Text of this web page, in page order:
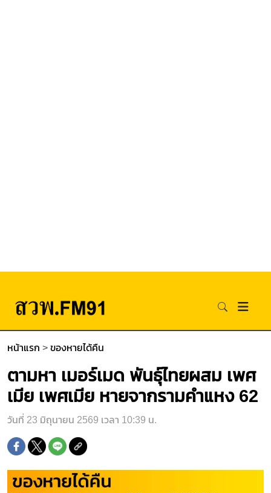
หน้าแรก > ของหายได้คืน
ตามหา เมอร์เมด พันธุ์ไทยผสม เพศ
เมีย เพศเมีย หายจากรามคำแหง 62
วันที่ 23 มิถุนายน 2569 เวลา 10:39 น.